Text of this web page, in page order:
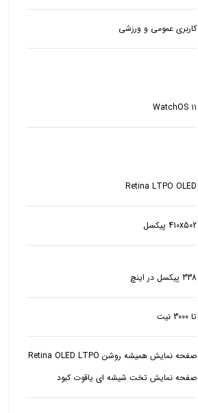
کاربری عمومی و ورزشی
WatchOS ۱۱
Retina LTPO OLED
410x502 پیکسل
338 پیکسل در اینچ
تا 3000 نیت
صفحه نمایش همیشه روشن Retina OLED LTPO
صفحه نمایش تخت شیشه ای یاقوت کبود